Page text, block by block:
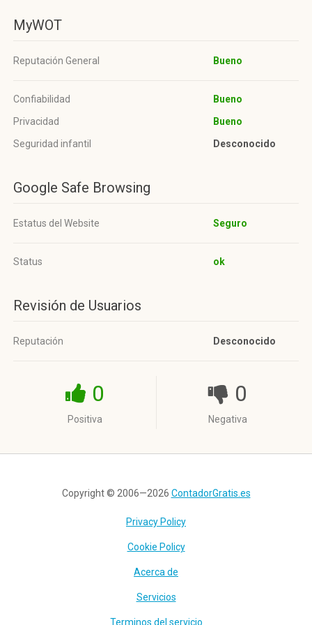
MyWOT
Reputación General Bueno
Confiabilidad
Bueno
Privacidad
Bueno
Seguridad infantil
Desconocido
Google Safe Browsing
Estatus del Website Seguro
Status ok
Revisión de Usuarios
Reputación Desconocido
0
Positiva
0
Negativa
Copyright © 2006—2026 ContadorGratis.es
Privacy Policy
Cookie Policy
Acerca de
Servicios
Terminos del servicio